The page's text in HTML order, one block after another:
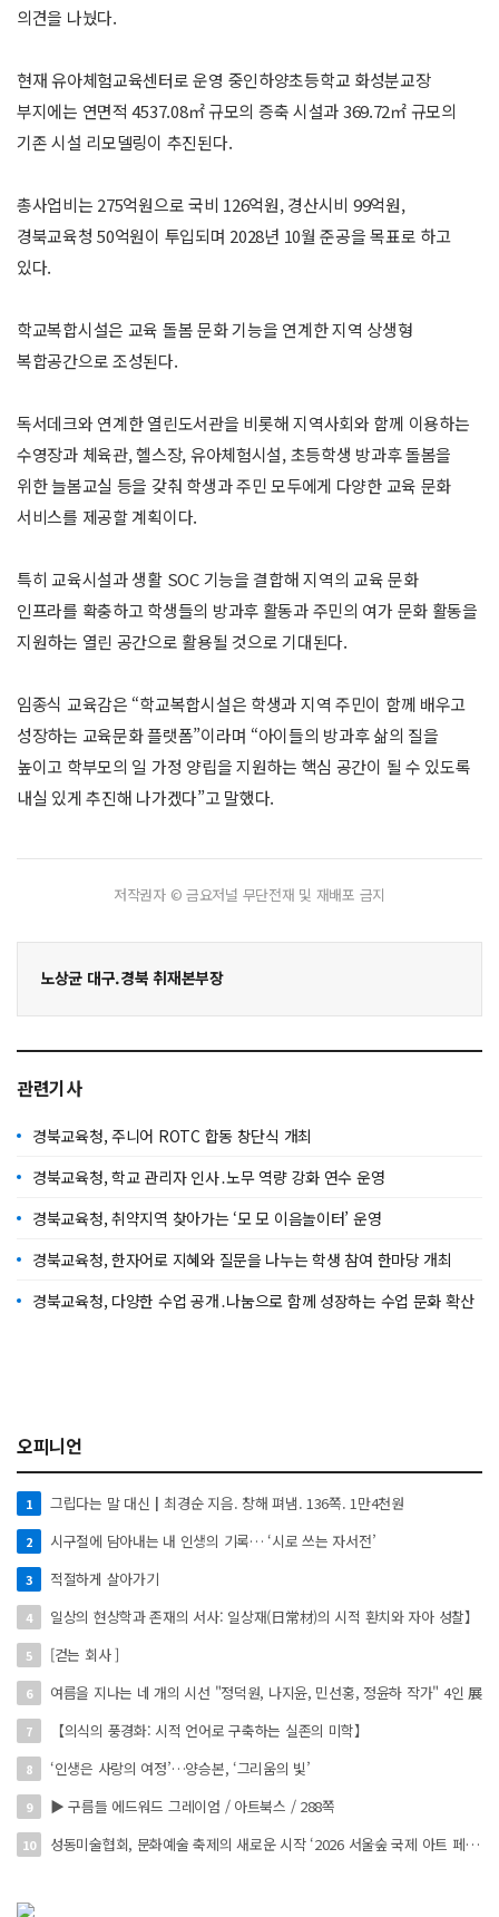
의견을 나눴다.
현재 유아체험교육센터로 운영 중인하양초등학교 화성분교장
부지에는 연면적 4537.08㎡ 규모의 증축 시설과 369.72㎡ 규모의
기존 시설 리모델링이 추진된다.
총사업비는 275억원으로 국비 126억원, 경산시비 99억원,
경북교육청 50억원이 투입되며 2028년 10월 준공을 목표로 하고
있다.
학교복합시설은 교육 돌봄 문화 기능을 연계한 지역 상생형
복합공간으로 조성된다.
독서데크와 연계한 열린도서관을 비롯해 지역사회와 함께 이용하는
수영장과 체육관, 헬스장, 유아체험시설, 초등학생 방과후 돌봄을
위한 늘봄교실 등을 갖춰 학생과 주민 모두에게 다양한 교육 문화
서비스를 제공할 계획이다.
특히 교육시설과 생활 SOC 기능을 결합해 지역의 교육 문화
인프라를 확충하고 학생들의 방과후 활동과 주민의 여가 문화 활동을
지원하는 열린 공간으로 활용될 것으로 기대된다.
임종식 교육감은 “학교복합시설은 학생과 지역 주민이 함께 배우고
성장하는 교육문화 플랫폼”이라며 “아이들의 방과후 삶의 질을
높이고 학부모의 일 가정 양립을 지원하는 핵심 공간이 될 수 있도록
내실 있게 추진해 나가겠다”고 말했다.
저작권자 © 금요저널 무단전재 및 재배포 금지
노상균 대구.경북 취재본부장
관련기사
경북교육청, 주니어 ROTC 합동 창단식 개최
경북교육청, 학교 관리자 인사․노무 역량 강화 연수 운영
경북교육청, 취약지역 찾아가는 ‘모 모 이음놀이터’ 운영
경북교육청, 한자어로 지혜와 질문을 나누는 학생 참여 한마당 개최
경북교육청, 다양한 수업 공개․나눔으로 함께 성장하는 수업 문화 확산
오피니언
1 그립다는 말 대신┃최경순 지음. 창해 펴냄. 136쪽. 1만4천원
2 시구절에 담아내는 내 인생의 기록… ‘시로 쓰는 자서전’
3 적절하게 살아가기
4 일상의 현상학과 존재의 서사: 일상재(日常材)의 시적 환치와 자아 성찰】
5 [걷는 회사 ]
6 여름을 지나는 네 개의 시선 "정덕원, 나지윤, 민선홍, 정윤하 작가" 4인 展
7 【의식의 풍경화: 시적 언어로 구축하는 실존의 미학】
8 ‘인생은 사랑의 여정’…양승본, ‘그리움의 빛’
9 ▶ 구름들 에드워드 그레이엄 / 아트북스 / 288쪽
10 성동미술협회, 문화예술 축제의 새로운 시작 ‘2026 서울숲 국제 아트 페스타’ 개최